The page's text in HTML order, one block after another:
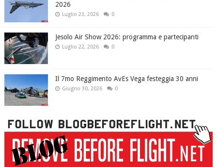
2026
Luglio 23, 2026 0
Jesolo Air Show 2026: programma e partecipanti
Luglio 22, 2026 0
Il 7mo Reggimento AvEs Vega festeggia 30 anni
Giugno 30, 2026 0